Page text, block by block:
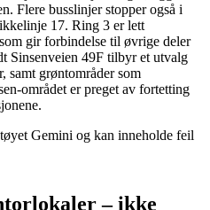
Flere busslinjer stopper også i
17. Ring 3 er lett
gir forbindelse til øvrige deler
Sinsenveien 49F tilbyr et utvalg
samt grøntområder som
området er preget av fortetting
Gemini og kan inneholde feil
– ikke